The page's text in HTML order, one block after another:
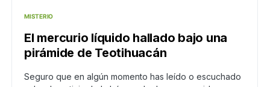
MISTERIO
El mercurio líquido hallado bajo una
pirámide de Teotihuacán
Seguro que en algún momento has leído o escuchado